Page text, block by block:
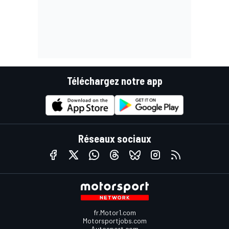
Téléchargez notre app
Réseaux sociaux
fr.Motor1.com
Motorsportjobs.com